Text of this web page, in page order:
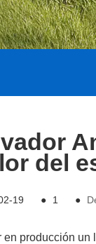
del
19 ● 1 ●
en producción un